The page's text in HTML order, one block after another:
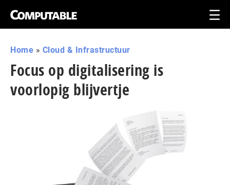
Home » Cloud & Infrastructuur
Focus op digitalisering is
voorlopig blijvertje